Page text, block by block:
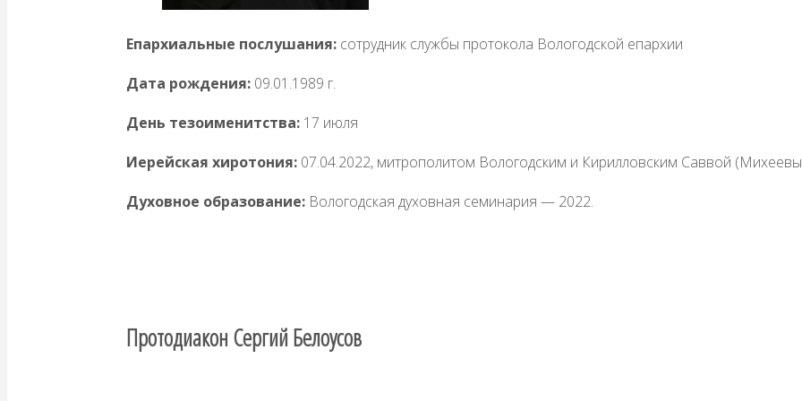
Епархиальные послушания:сотрудник службы протокола Вологодской епархии
Дата рождения:09.01.1989 г.
День тезоименитства:17 июля
Иерейская хиротония:07.04.2022, митрополитом Вологодским и Кирилловским Саввой
Духовное образование: Вологодская духовная семинария — 2022.
Протодиакон Сергий Белоусов